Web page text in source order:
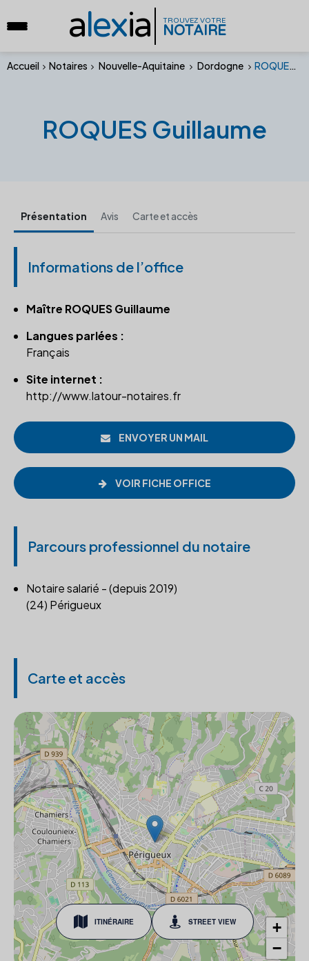
alexia TROUVEZ VOTRE
NOTAIRE
Accueil Notaires Nouvelle-Aquitaine Dordogne ROQUES Guillaume
ROQUES Guillaume
Présentation Avis Carte et accès
Informations de l’office
Maître ROQUES Guillaume
Langues parlées :
Français
Site internet :
http://www.latour-notaires.fr
ENVOYER UN MAIL
VOIR FICHE OFFICE
Parcours professionnel du notaire
Notaire salarié - (depuis 2019)
(24) Périgueux
Carte et accès
ITINÉRAIRE STREET VIEW
+
−